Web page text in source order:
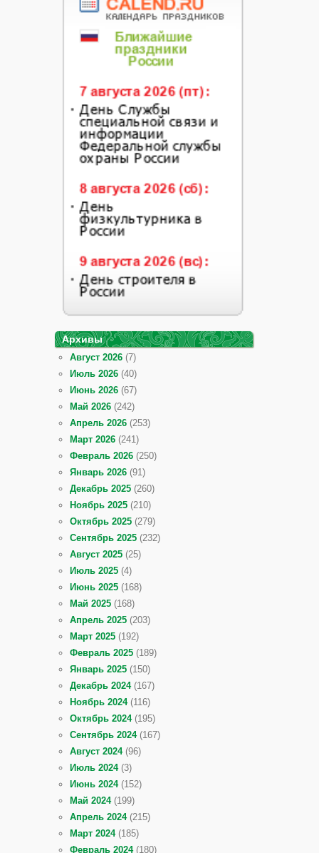
Архивы
Август 2026 (7)
Июль 2026 (40)
Июнь 2026 (67)
Май 2026 (242)
Апрель 2026 (253)
Март 2026 (241)
Февраль 2026 (250)
Январь 2026 (91)
Декабрь 2025 (260)
Ноябрь 2025 (210)
Октябрь 2025 (279)
Сентябрь 2025 (232)
Август 2025 (25)
Июль 2025 (4)
Июнь 2025 (168)
Май 2025 (168)
Апрель 2025 (203)
Март 2025 (192)
Февраль 2025 (189)
Январь 2025 (150)
Декабрь 2024(167)
Ноябрь 2024(116)
Октябрь 2024(195)
Сентябрь 2024(167)
Август 2024(96)
Июль 2024(3)
Июнь 2024(152)
Май 2024(199)
Апрель 2024(215)
Март 2024(185)
Февраль 2024(180)